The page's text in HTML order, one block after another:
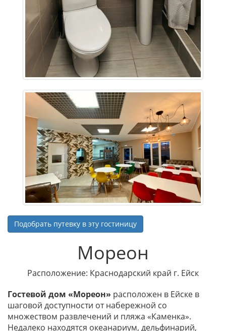
Подобрать путевку в эту гостиницу
Мореон
Расположение: Краснодарский край г. Ейск
Гостевой дом «Мореон» расположен в Ейске в
шаговой доступности от набережной со
множеством развлечений и пляжа «Каменка».
Недалеко находятся океанариум, дельфинарий,